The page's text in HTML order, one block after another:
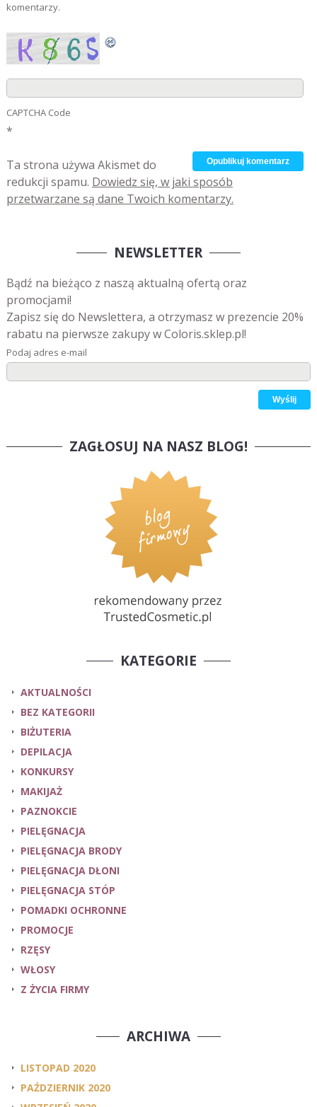
komentarzy.
CAPTCHA Code
*
Ta strona używa Akismet do
redukcji spamu. Dowiedz się, w jaki sposób
przetwarzane są dane Twoich komentarzy.
NEWSLETTER
Bądź na bieżąco z naszą aktualną ofertą oraz
promocjami!
Zapisz się do Newslettera, a otrzymasz w prezencie 20%
rabatu na pierwsze zakupy w Coloris.sklep.pl!
Podaj adres e-mail
ZAGŁOSUJ NA NASZ BLOG!
KATEGORIE
AKTUALNOŚCI
BEZ KATEGORII
BIŻUTERIA
DEPILACJA
KONKURSY
MAKIJAŻ
PAZNOKCIE
PIELĘGNACJA
PIELĘGNACJA BRODY
PIELĘGNACJA DŁONI
PIELĘGNACJA STÓP
POMADKI OCHRONNE
PROMOCJE
RZĘSY
WŁOSY
Z ŻYCIA FIRMY
ARCHIWA
LISTOPAD 2020
PAŹDZIERNIK 2020